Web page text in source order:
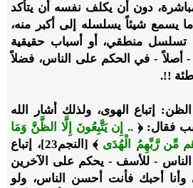
مباشرة، دون أن يكلف نفسه أن يتأكد
يسمع شيئاً يسلسله إلى أكبر منه،
تسلسل منطقي، أو أسباب حقيقية
- أصلاً - في الحكم على الناس، فضلاً
!!.
إتباع الهوى، ولذلك أشار الله
فقال: ﴿.. إِن يَتَّبِعُونَ إِلَّا الظَّنَّ وَمَا
مِّن رَّبِّهِمُ الْهُدَى
﴾ [النجم23]، إتباع
الناس - للأسف - يحكم على الآخرين
أحبك فأنت أحسن الناس، ولو